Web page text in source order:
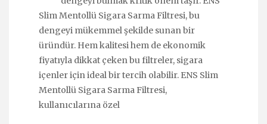
Slim Mentollü Sigara Sarma Filtresi, bu
dengeyi mükemmel şekilde sunan bir
üründür. Hem kalitesi hem de ekonomik
fiyatıyla dikkat çeken bu filtreler, sigara
içenler için ideal bir tercih olabilir. ENS Slim
Mentollü Sigara Sarma Filtresi,
kullanıcılarına özel